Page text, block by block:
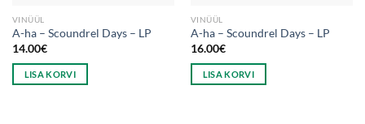
VINÜÜL
A-ha – Scoundrel Days – LP
14.00€
LISA KORVI
VINÜÜL
A-ha – Scoundrel Days – LP
16.00€
LISA KORVI